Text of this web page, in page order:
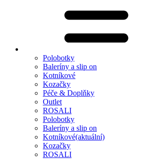
Polobotky
Baleríny a slip on
Kotníkové
Kozačky
Péče & Doplňky
Outlet
ROSALI
Polobotky
Baleríny a slip on
Kotníkové(aktuální)
Kozačky
ROSALI